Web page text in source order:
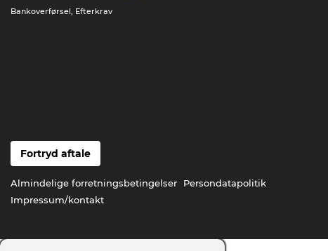
Bankoverførsel, Efterkrav
Fortryd aftale
Almindelige forretningsbetingelser
Persondatapolitik
Impressum/kontakt